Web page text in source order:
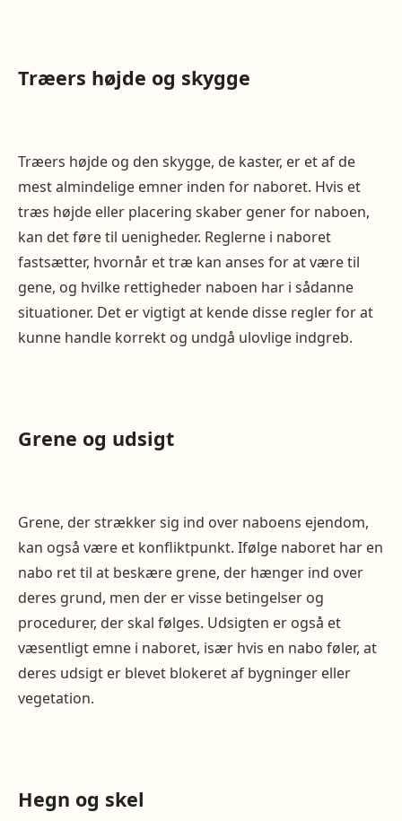
Træers højde og skygge
Træers højde og den skygge, de kaster, er et af de
mest almindelige emner inden for naboret. Hvis et
træs højde eller placering skaber gener for naboen,
kan det føre til uenigheder. Reglerne i naboret
fastsætter, hvornår et træ kan anses for at være til
gene, og hvilke rettigheder naboen har i sådanne
situationer. Det er vigtigt at kende disse regler for at
kunne handle korrekt og undgå ulovlige indgreb.
Grene og udsigt
Grene, der strækker sig ind over naboens ejendom,
kan også være et konfliktpunkt. Ifølge naboret har en
nabo ret til at beskære grene, der hænger ind over
deres grund, men der er visse betingelser og
procedurer, der skal følges. Udsigten er også et
væsentligt emne i naboret, især hvis en nabo føler, at
deres udsigt er blevet blokeret af bygninger eller
vegetation.
Hegn og skel